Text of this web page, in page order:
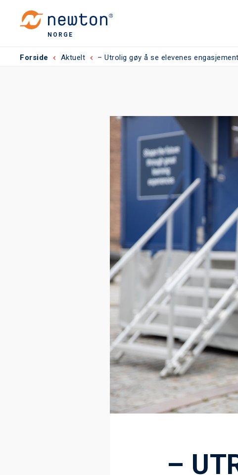
NORGE
Forside Aktuelt – Utrolig gøy å se elevenes
–